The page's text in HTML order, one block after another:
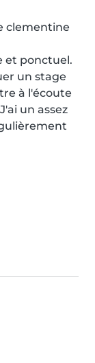
clementine
et ponctuel.
un stage
à l'écoute
un assez